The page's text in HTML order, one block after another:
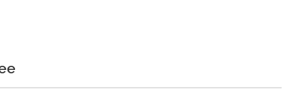
свежесть как